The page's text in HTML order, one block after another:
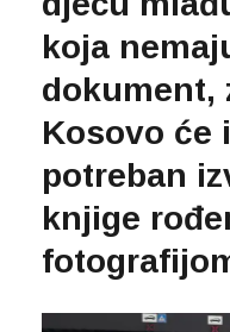
koja
dokument,
Kosovo će
potreban
knjige